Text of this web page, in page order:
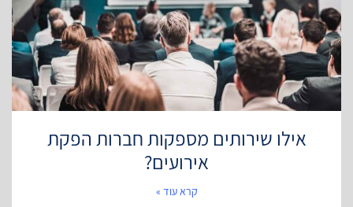
אילו שירותים מספקות חברות הפקת
אירועים?
קרא עוד »